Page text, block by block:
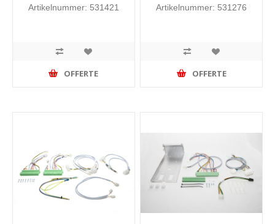
Artikelnummer: 531421
OFFERTE
Artikelnummer: 531276
OFFERTE